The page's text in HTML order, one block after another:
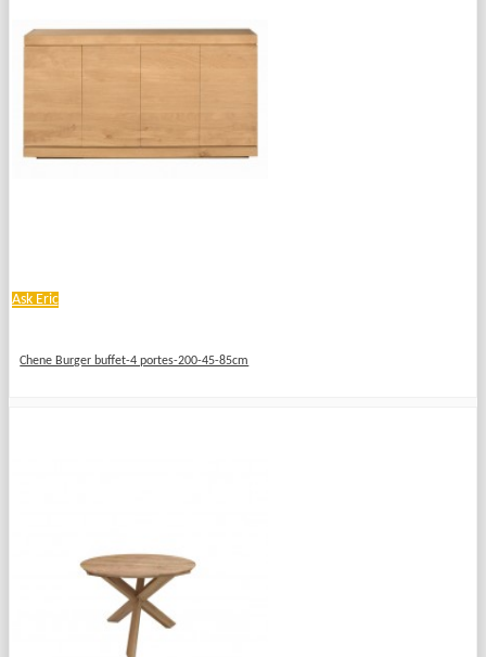
Ask Eric
Chene Burger buffet-4 portes-200-45-85cm